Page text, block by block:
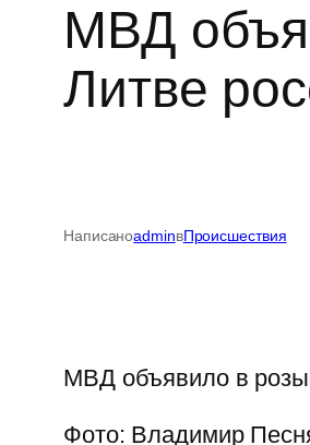
МВД
Литве
НаписаноadminвПроисшествия
МВД объявило в
Фото: Владимир